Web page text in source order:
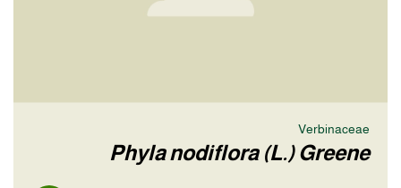
Verbinaceae
Phyla nodiflora (L.) Greene